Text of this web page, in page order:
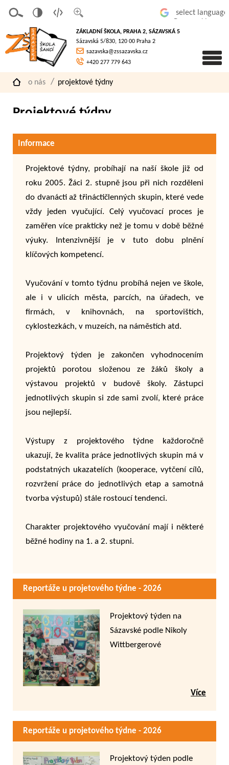
písmo
á
verze
pro
slaboz
raké
ZÁKLADNÍ ŠKOLA, PRAHA 2, SÁZAVSKÁ 5
Sázavská 5/830, 120 00 Praha 2
sazavska@zssazavska.cz
+420 277 779 643
o nás projektové týdny
Projektové týdny
Informace
Projektové týdny, probíhají na naší škole již od
roku 2005. Žáci 2. stupně jsou při nich rozděleni
do dvanácti až třináctičlenných skupin, které vede
vždy jeden vyučující. Celý vyučovací proces je
zaměřen více prakticky než je tomu v době běžné
výuky. Intenzivnější je v tuto dobu plnění
klíčových kompetencí.
Vyučování v tomto týdnu probíhá nejen ve škole,
ale i v ulicích města, parcích, na úřadech, ve
firmách, v knihovnách, na sportovištích,
cyklostezkách, v muzeích, na náměstích atd.
Projektový týden je zakončen vyhodnocením
projektů porotou složenou ze žáků školy a
výstavou projektů v budově školy. Zástupci
jednotlivých skupin si zde sami zvolí, které práce
jsou nejlepší.
Výstupy z projektového týdne každoročně
ukazují, že kvalita práce jednotlivých skupin má v
podstatných ukazatelích (kooperace, vytčení cílů,
rozvržení práce do jednotlivých etap a samotná
tvorba výstupů) stále rostoucí tendenci.
Charakter projektového vyučování mají i některé
běžné hodiny na 1. a 2. stupni.
Reportáže u projetového týdne - 2026
Projektový týden na
Sázavské podle Nikoly
Wittbergerové
Více
Reportáže u projetového týdne - 2026
Projektový týden podle